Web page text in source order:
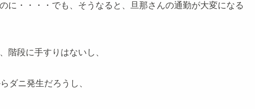
に・・・・でも、そうなると、旦那さんの通勤が大変になる
階段に手すりはないし、
ダニ発生だろうし、